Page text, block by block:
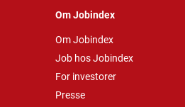
Om Jobindex
Om Jobindex
Job hos Jobindex
For investorer
Presse